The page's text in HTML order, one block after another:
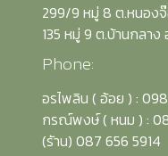
299/9 หมู่ 8 ต.หนองจ๊
135 หมู่ 9 ต.บ้านกลา
Phone:
อรไพลิน ( อ้อย ) :
กรณ์พงษ์ ( หนม ) :
(รัาน) 087 656 5914